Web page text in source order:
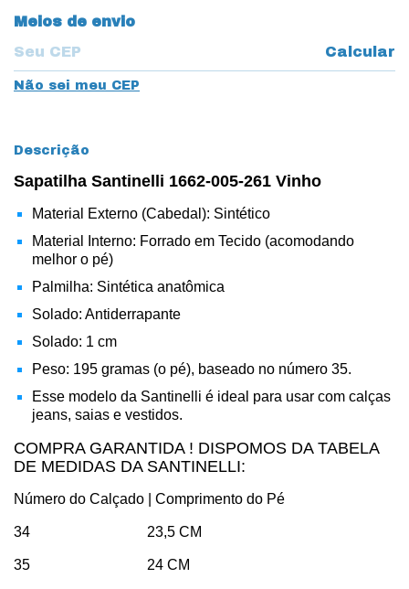
Entregas para o CEP:
Meios de envio
Calcular
Não sei meu CEP
Descrição
Sapatilha Santinelli 1662-005-261 Vinho
Material Externo (Cabedal): Sintético
Material Interno: Forrado em Tecido (acomodando
melhor o pé)
Palmilha: Sintética anatômica
Solado: Antiderrapante
Solado: 1 cm
Peso: 195 gramas (o pé), baseado no número 35.
Esse modelo da Santinelli é ideal para usar com calças
jeans, saias e vestidos.
COMPRA GARANTIDA ! DISPOMOS DA TABELA
DE MEDIDAS DA SANTINELLI:
Número do Calçado | Comprimento do Pé
34 23,5 CM
35 24 CM